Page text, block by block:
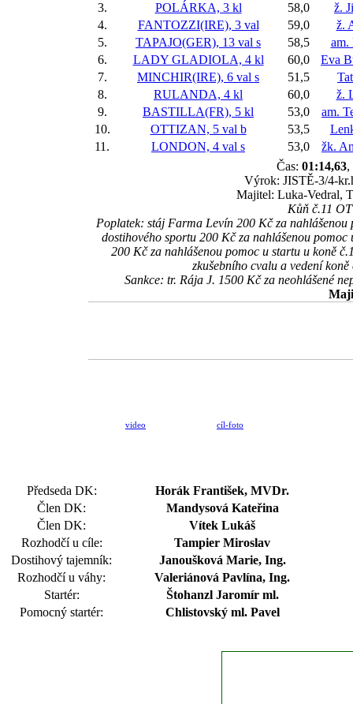
3.
POLÁRKA, 3 kl 58,0
ž.
4.
FANTOZZI(IRE), 3 val 59,0
ž.
5.
TAPAJO(GER), 13 val s 58,5
am.
6.
LADY GLADIOLA, 4 kl 60,0
Eva
7.
MINCHIR(IRE), 6 val s 51,5
8.
RULANDA, 4 kl 60,0
ž.
9.
BASTILLA(FR), 5 kl 53,0
am.
10.
OTTIZAN, 5 val b 53,5
11.
LONDON, 4 val s 53,0
žk.
Čas: 01:14,63,
Výrok: JISTĚ-3/4-
Majitel: Luka-Vedral,
Kůň č.11
Poplatek: stáj Farma Levín 200 Kč za
dostihového sportu 200 Kč za nahlášenou
200 Kč za nahlášenou pomoc u startu u koně
zkušebního cvalu a vedení
Sankce: tr. Rája J. 1500 Kč za neohlášené
video cíl-foto
Předseda DK:
Horák František, MVDr.
Člen DK:
Mandysová Kateřina
Člen DK:
Vítek Lukáš
Rozhodčí u cíle:
Tampier Miroslav
Dostihový tajemník:
Janoušková Marie, Ing.
Rozhodčí u váhy:
Valeriánová Pavlína, Ing.
Startér:
Štohanzl Jaromír ml.
Pomocný startér:
Chlistovský ml. Pavel